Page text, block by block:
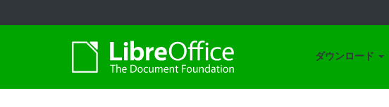
ダウンロード